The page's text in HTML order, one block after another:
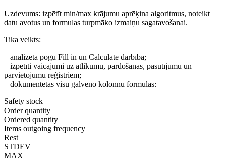
Uzdevums: izpētīt min/max krājumu aprēķina algoritmus, noteikt
datu avotus un formulas turpmāko izmaiņu sagatavošanai.
Tika veikts:
– analizēta pogu Fill in un Calculate darbība;
– izpētīti vaicājumi uz atlikumu, pārdošanas, pasūtījumu un
pārvietojumu reģistriem;
– dokumentētas visu galveno kolonnu formulas:
Safety stock
Order quantity
Ordered quantity
Items outgoing frequency
Rest
STDEV
MAX